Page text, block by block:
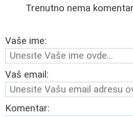
Trenutno nema
Vaše ime:
Vaš email:
Komentar: